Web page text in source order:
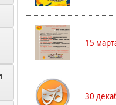
15
30